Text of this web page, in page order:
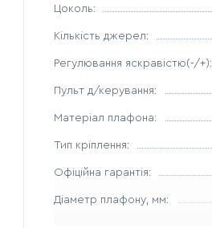
Тип люстри - підвісна
Цоколь:
Кількість джерел:
Регулювання яскравістю(-/+):
Пульт д/керування:
Матеріал плафона:
Тип кріплення:
Офіційна гарантія:
Дiаметр плафону, мм: